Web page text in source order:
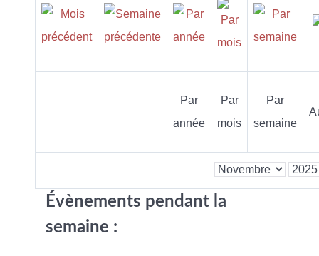
Par
année
Par
mois
Par
semaine
Évènements pendant la
semaine :